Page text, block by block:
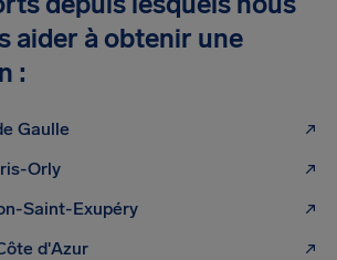
aider à obtenir une
:
Gaulle
Orly
Saint-Exupéry
d'Azur